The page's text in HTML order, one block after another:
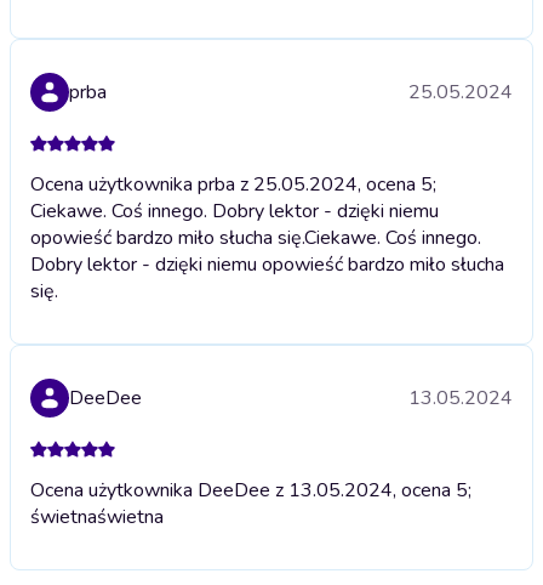
prba 25.05.2024
Ocena użytkownika prba z 25.05.2024, ocena 5;
Ciekawe. Coś innego. Dobry lektor - dzięki niemu
opowieść bardzo miło słucha się.Ciekawe. Coś innego.
Dobry lektor - dzięki niemu opowieść bardzo miło słucha
się.
DeeDee 13.05.2024
Ocena użytkownika DeeDee z 13.05.2024, ocena 5;
świetnaświetna